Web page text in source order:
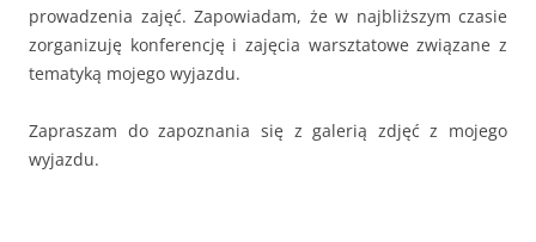
prowadzenia zajęć. Zapowiadam, że w najbliższym czasie
zorganizuję konferencję i zajęcia warsztatowe związane z
tematyką mojego wyjazdu.
Zapraszam do zapoznania się z galerią zdjęć z mojego
wyjazdu.